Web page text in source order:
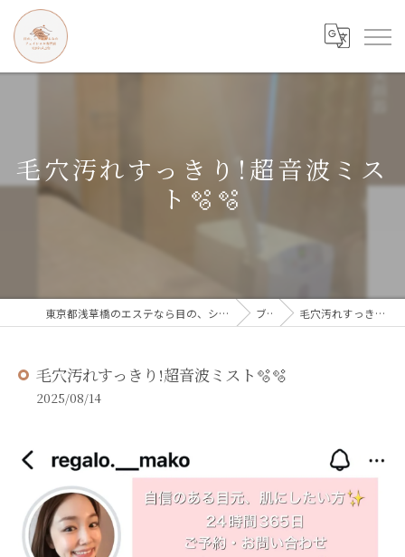
毛穴汚れすっきり!超音波ミス
ト🫧🫧
東京都浅草橋のエステなら目の、シワとたるみのフェイシャル専門店 regalo ブログ 毛穴汚れすっきり!超音波ミスト🫧🫧
毛穴汚れすっきり!超音波ミスト🫧🫧
2025/08/14